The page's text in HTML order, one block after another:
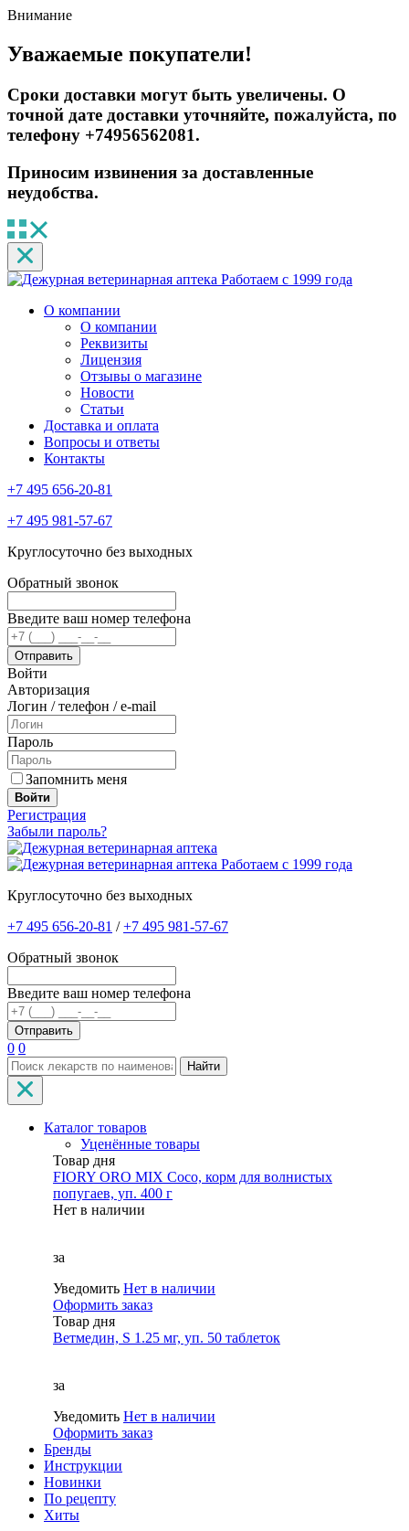
Внимание
Уважаемые покупатели!
Сроки доставки могут быть увеличены. О
точной дате доставки уточняйте, пожалуйста, по
телефону +74956562081.
Приносим извинения за доставленные
неудобства.
Работаем с 1999 года
О компании
О компании
Реквизиты
Лицензия
Отзывы о магазине
Новости
Статьи
Доставка и оплата
Вопросы и ответы
Контакты
+7 495 656-20-81
+7 495 981-57-67
Круглосуточно без выходных
Обратный звонок
Введите ваш номер телефона
Войти
Авторизация
Логин / телефон / e-mail
Пароль
Запомнить меня
Войти
Регистрация
Забыли пароль?
Работаем с 1999 года
Круглосуточно без выходных
+7 495 656-20-81 /+7 495 981-57-67
Обратный звонок
Введите ваш номер телефона
0 0
Найти
Каталог товаров
Уценённые товары
Товар дня
FIORY ORO MIX Coco, корм для волнистых
попугаев, уп. 400 г
Нет в наличии
за
Уведомить Нет в наличии
Оформить заказ
Товар дня
Ветмедин, S 1.25 мг, уп. 50 таблеток
за
Уведомить Нет в наличии
Оформить заказ
Бренды
Инструкции
Новинки
По рецепту
Хиты